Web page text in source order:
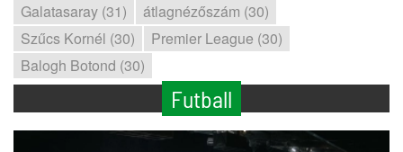
Galatasaray (31)
átlagnézőszám (30)
Szűcs Kornél (30)
Premier League (30)
Balogh Botond (30)
Futball